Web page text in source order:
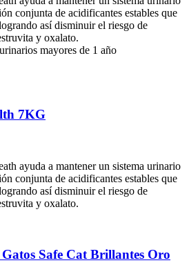
conjunta de acidificantes estables que
así disminuir el riesgo de
y oxalato.
mayores de 1 año
7KG
ayuda a mantener un sistema urinario
conjunta de acidificantes estables que
así disminuir el riesgo de
y oxalato.
Safe Cat Brillantes Oro